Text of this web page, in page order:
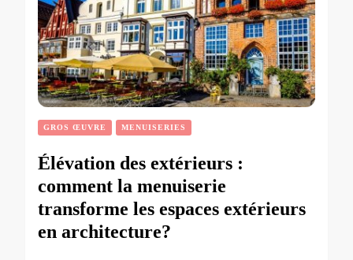
GROS ŒUVRE MENUISERIES
Élévation des extérieurs :
comment la menuiserie
transforme les espaces extérieurs
en architecture?